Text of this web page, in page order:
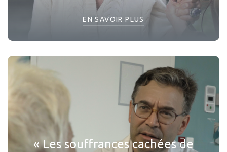
EN SAVOIR PLUS
« Les souffrances cachées de